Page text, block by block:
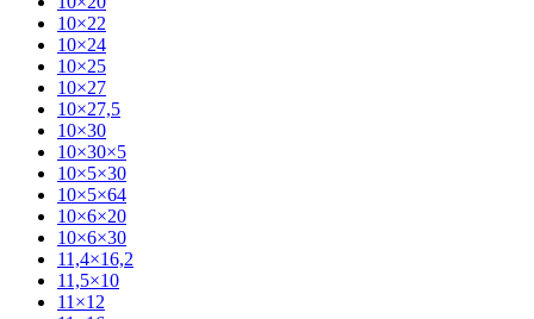
10×22
10×24
10×25
10×27
10×27,5
10×30
10×30×5
10×5×30
10×5×64
10×6×20
10×6×30
11,4×16,2
11,5×10
11×12